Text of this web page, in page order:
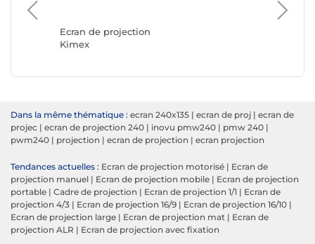
Ecran de projection
Kimex
Ecran
Oray
Dans la même thématique : ecran 240x135 | ecran de proj | ecran de
projec | ecran de projection 240 | inovu pmw240 | pmw 240 |
pwm240 | projection | ecran de projection | ecran projection
Tendances actuelles : Ecran de projection motorisé | Ecran de
projection manuel | Ecran de projection mobile | Ecran de projection
portable | Cadre de projection | Ecran de projection 1/1 | Ecran de
projection 4/3 | Ecran de projection 16/9 | Ecran de projection 16/10 |
Ecran de projection large | Ecran de projection mat | Ecran de
projection ALR | Ecran de projection avec fixation